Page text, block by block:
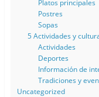
Platos principales
Postres
Sopas
5 Actividades y
Actividades
Deportes
Información de
Tradiciones y
Uncategorized